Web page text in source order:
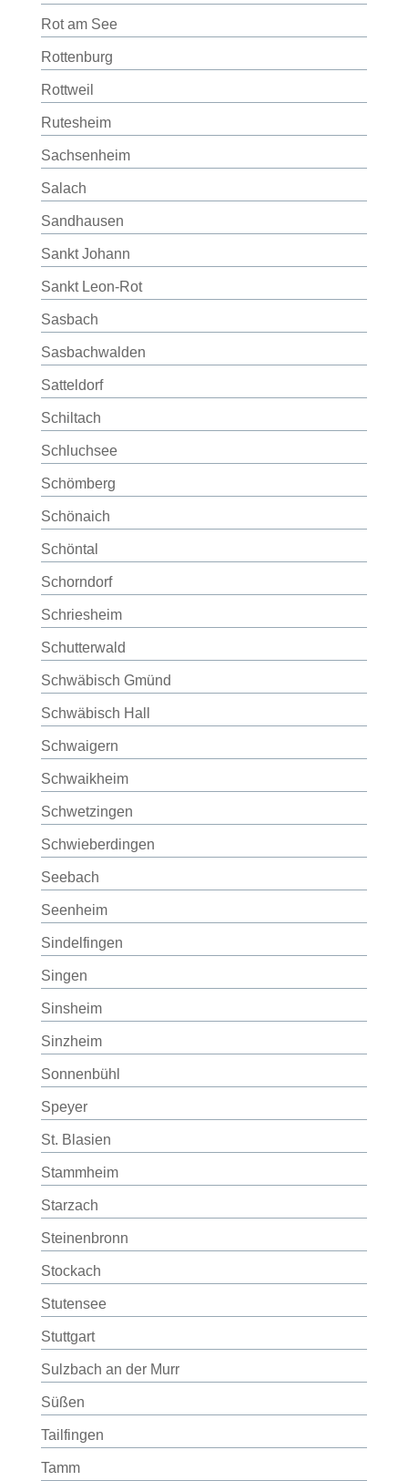
Rot am See
Rottenburg
Rottweil
Rutesheim
Sachsenheim
Salach
Sandhausen
Sankt Johann
Sankt Leon-Rot
Sasbach
Sasbachwalden
Satteldorf
Schiltach
Schluchsee
Schömberg
Schönaich
Schöntal
Schorndorf
Schriesheim
Schutterwald
Schwäbisch Gmünd
Schwäbisch Hall
Schwaigern
Schwaikheim
Schwetzingen
Schwieberdingen
Seebach
Seenheim
Sindelfingen
Singen
Sinsheim
Sinzheim
Sonnenbühl
Speyer
St. Blasien
Stammheim
Starzach
Steinenbronn
Stockach
Stutensee
Stuttgart
Sulzbach an der Murr
Süßen
Tailfingen
Tamm